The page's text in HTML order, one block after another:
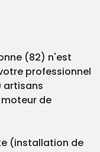
(82) n'est
professionnel
artisans
de
(installation de